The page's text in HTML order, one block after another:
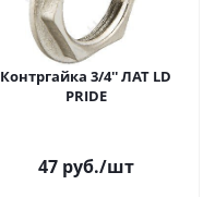
Контргайка 3/4'' ЛАТ LD
PRIDE
47 руб./шт